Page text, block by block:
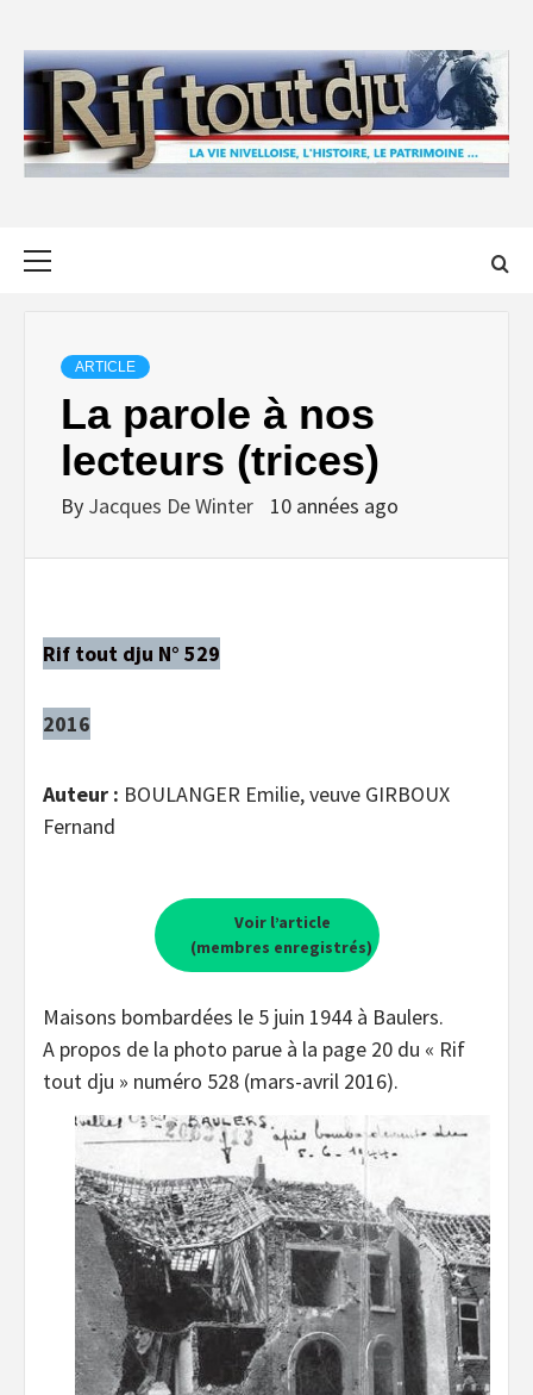
content
ARTICLE
La parole à nos
lecteurs (trices)
By Jacques De Winter 10 années ago
Rif tout dju N° 529
2016
Auteur : BOULANGER Emilie, veuve GIRBOUX
Fernand
Voir l’article
(membres enregistrés)
Maisons bombardées le 5 juin 1944 à Baulers.
A propos de la photo parue à la page 20 du « Rif
tout dju » numéro 528 (mars-avril 2016).